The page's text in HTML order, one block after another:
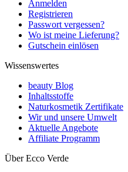
Anmelden
Registrieren
Passwort vergessen?
Wo ist meine Lieferung?
Gutschein einlösen
Wissenswertes
beauty Blog
Inhaltsstoffe
Naturkosmetik Zertifikate
Wir und unsere Umwelt
Aktuelle Angebote
Affiliate Programm
Über Ecco Verde